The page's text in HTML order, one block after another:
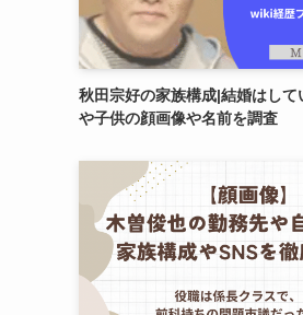
秋田宗好の家族構成|結婚はして
や子供の顔画像や名前を調査